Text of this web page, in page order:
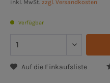
inkl. MwSt. zzgl. Versandkosten
Verfügbar
Auf die Einkaufsliste